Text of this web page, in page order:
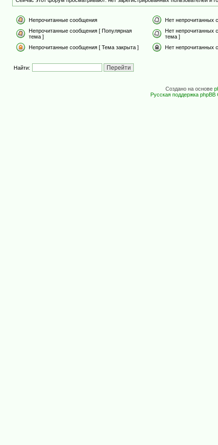
Непрочитанные сообщения
Нет непрочитанных
Непрочитанные сообщения [ Популярная
тема ]
Нет непрочитанных
тема ]
Непрочитанные сообщения [ Тема закрыта ]
Нет непрочитанных
Найти:
Создано на основе
Русская поддержка phpBB